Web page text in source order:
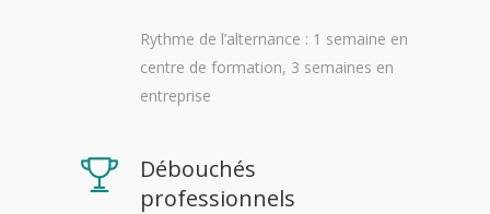
Rythme de l’alternance : 1 semaine en
centre de formation, 3 semaines en
entreprise
Débouchés
professionnels